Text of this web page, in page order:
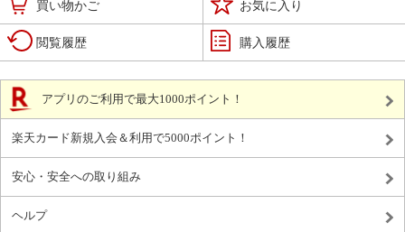
買い物かご お気に入り
閲覧履歴 購入履歴
アプリのご利用で最大1000ポイント！
楽天カード新規入会＆利用で5000ポイント！
安心・安全への取り組み
ヘルプ